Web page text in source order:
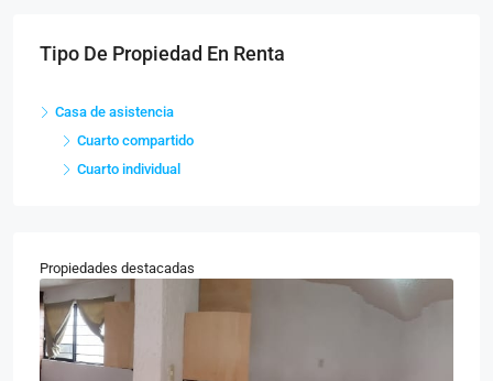
Tipo De Propiedad En Renta
Casa de asistencia
Cuarto compartido
Cuarto individual
Propiedades destacadas